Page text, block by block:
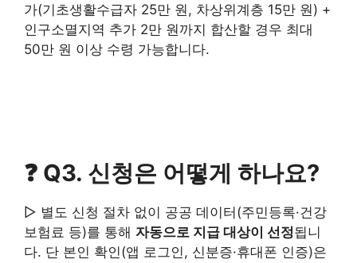
가(기초생활수급자 25만 원, 차상위계층 15만 원) +
인구소멸지역 추가 2만 원까지 합산할 경우 최대
50만 원 이상 수령 가능합니다.
❓ Q3. 신청은 어떻게 하나요?
▷ 별도 신청 절차 없이 공공 데이터(주민등록·건강
보험료 등)를 통해 자동으로 지급 대상이 선정됩니
다. 단 본인 확인(앱 로그인, 신분증·휴대폰 인증)은